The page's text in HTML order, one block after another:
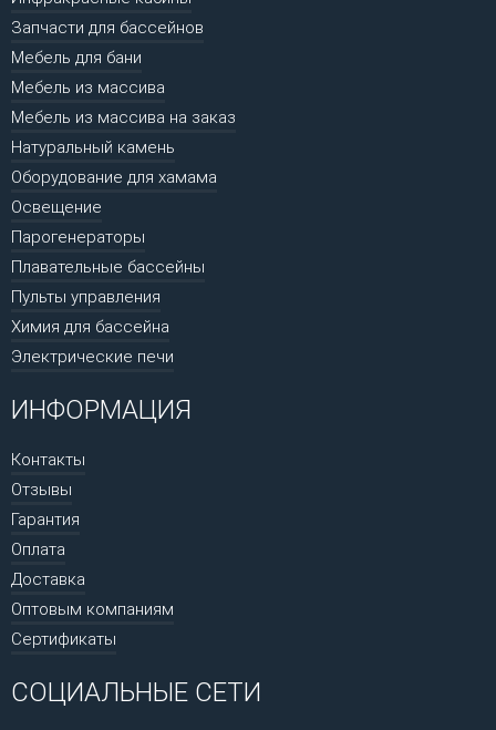
Запчасти для бассейнов
Мебель для бани
Мебель из массива
Мебель из массива на заказ
Натуральный камень
Оборудование для хамама
Освещение
Парогенераторы
Плавательные бассейны
Пульты управления
Химия для бассейна
Электрические печи
ИНФОРМАЦИЯ
Контакты
Отзывы
Гарантия
Оплата
Доставка
Оптовым компаниям
Сертификаты
СОЦИАЛЬНЫЕ СЕТИ